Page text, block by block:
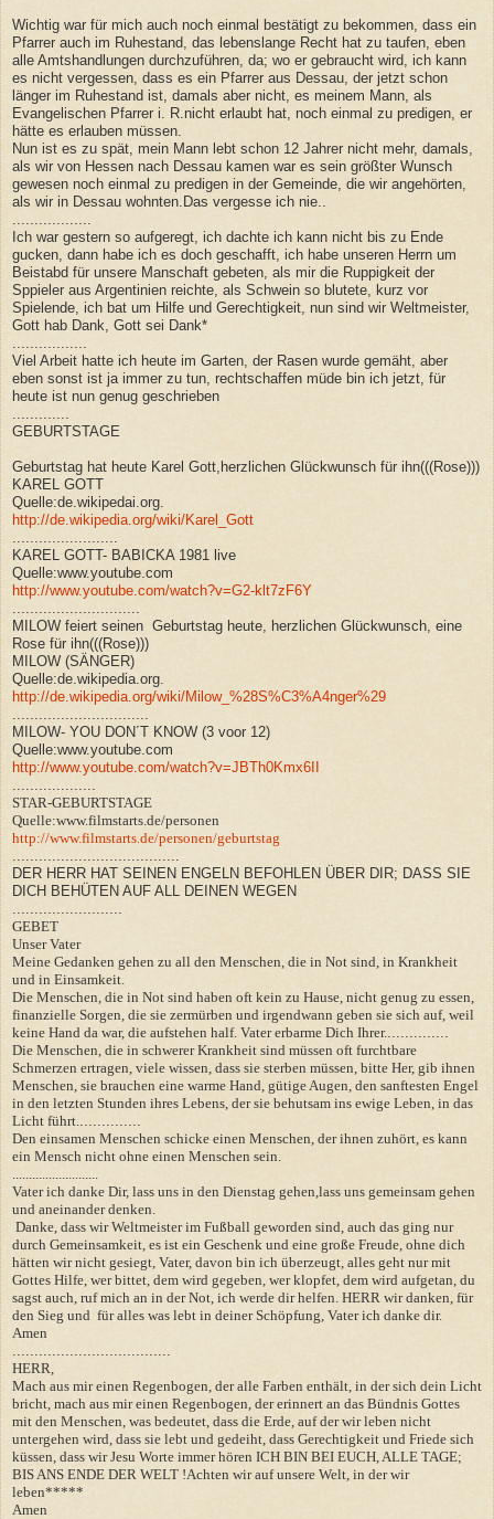
Wichtig war für mich auch noch einmal bestätigt zu bekommen, dass ein
Pfarrer auch im Ruhestand, das lebenslange Recht hat zu taufen, eben
alle Amtshandlungen durchzuführen, da; wo er gebraucht wird, ich kann
es nicht vergessen, dass es ein Pfarrer aus Dessau, der jetzt schon
länger im Ruhestand ist, damals aber nicht, es meinem Mann, als
Evangelischen Pfarrer i. R.nicht erlaubt hat, noch einmal zu predigen, er
hätte es erlauben müssen.
Nun ist es zu spät, mein Mann lebt schon 12 Jahrer nicht mehr, damals,
als wir von Hessen nach Dessau kamen war es sein größter Wunsch
gewesen noch einmal zu predigen in der Gemeinde, die wir angehörten,
als wir in Dessau wohnten.Das vergesse ich nie..
Ich war gestern so aufgeregt, ich dachte ich kann nicht bis zu Ende
gucken, dann habe ich es doch geschafft, ich habe unseren Herrn um
Beistabd für unsere Manschaft gebeten, als mir die Ruppigkeit der
Sppieler aus Argentinien reichte, als Schwein so blutete, kurz vor
Spielende, ich bat um Hilfe und Gerechtigkeit, nun sind wir Weltmeister,
Gott hab Dank, Gott sei Dank*
Viel Arbeit hatte ich heute im Garten, der Rasen wurde gemäht, aber
eben sonst ist ja immer zu tun, rechtschaffen müde bin ich jetzt, für
heute ist nun genug geschrieben
GEBURTSTAGE
Geburtstag hat heute Karel Gott,herzlichen Glückwunsch für ihn(((Rose)))
KAREL GOTT
Quelle:de.wikipedai.org.
http://de.wikipedia.org/wiki/Karel_Gott
KAREL GOTT- BABICKA 1981 live
Quelle:www.youtube.com
http://www.youtube.com/watch?v=G2-klt7zF6Y
MILOW feiert seinen Geburtstag heute, herzlichen Glückwunsch, eine
Rose für ihn(((Rose)))
MILOW (SÄNGER)
Quelle:de.wikipedia.org.
http://de.wikipedia.org/wiki/Milow_%28S%C3%A4nger%29
MILOW- YOU DON´T KNOW (3 voor 12)
Quelle:www.youtube.com
http://www.youtube.com/watch?v=JBTh0Kmx6II
STAR-GEBURTSTAGE
Quelle:www.filmstarts.de/personen
http://www.filmstarts.de/personen/geburtstag
DER HERR HAT SEINEN ENGELN BEFOHLEN ÜBER DIR; DASS SIE
DICH BEHÜTEN AUF ALL DEINEN WEGEN
GEBET
Unser Vater
Meine Gedanken gehen zu all den Menschen, die in Not sind, in Krankheit
und in Einsamkeit.
Die Menschen, die in Not sind haben oft kein zu Hause, nicht genug zu essen,
finanzielle Sorgen, die sie zermürben und irgendwann geben sie sich auf, weil
keine Hand da war, die aufstehen half. Vater erbarme Dich Ihrer.
Die Menschen, die in schwerer Krankheit sind müssen oft furchtbare
Schmerzen ertragen, viele wissen, dass sie sterben müssen, bitte Her, gib ihnen
Menschen, sie brauchen eine warme Hand, gütige Augen, den sanftesten Engel
in den letzten Stunden ihres Lebens, der sie behutsam ins ewige Leben, in das
Licht führt.
Den einsamen Menschen schicke einen Menschen, der ihnen zuhört, es kann
ein Mensch nicht ohne einen Menschen sein.
Vater ich danke Dir, lass uns in den Dienstag gehen,lass uns gemeinsam gehen
und aneinander denken.
Danke, dass wir Weltmeister im Fußball geworden sind, auch das ging nur
durch Gemeinsamkeit, es ist ein Geschenk und eine große Freude, ohne dich
hätten wir nicht gesiegt, Vater, davon bin ich überzeugt, alles geht nur mit
Gottes Hilfe, wer bittet, dem wird gegeben, wer klopfet, dem wird aufgetan, du
sagst auch, ruf mich an in der Not, ich werde dir helfen. HERR wir danken, für
den Sieg und für alles was lebt in deiner Schöpfung, Vater ich danke dir.
Amen
HERR,
Mach aus mir einen Regenbogen, der alle Farben enthält, in der sich dein Licht
bricht, mach aus mir einen Regenbogen, der erinnert an das Bündnis Gottes
mit den Menschen, was bedeutet, dass die Erde, auf der wir leben nicht
untergehen wird, dass sie lebt und gedeiht, dass Gerechtigkeit und Friede sich
küssen, dass wir Jesu Worte immer hören ICH BIN BEI EUCH, ALLE TAGE;
BIS ANS ENDE DER WELT !Achten wir auf unsere Welt, in der wir
leben*****
Amen